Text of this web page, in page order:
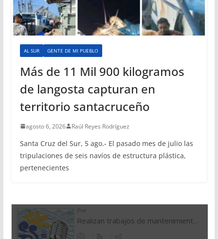
AL SUR GENTE DE MI PUEBLO
Más de 11 Mil 900 kilogramos
de langosta capturan en
territorio santacruceño
agosto 6, 2026 Raúl Reyes Rodríguez
Santa Cruz del Sur, 5 ago.- El pasado mes de julio las
tripulaciones de seis navíos de estructura plástica,
pertenecientes